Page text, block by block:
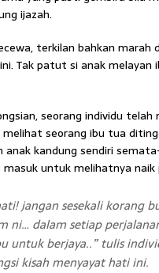
ijazah.
terkilan bahkan marah
Tak patut si anak melayan
seorang individu telah
seorang ibu tua
anak kandung sendiri
untuk melihatnya naik
jangan sesekali korang
ni… dalam setiap
untuk berjaya..” tulis
kisah menyayat hati ini.